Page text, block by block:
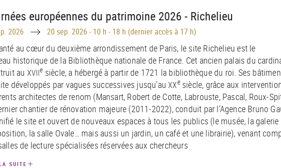
européennes du patrimoine 2026 - Richelieu
2026 Until 20 sep. 2026 - 10 h - 18 h (dernier accès à 17 h)
au cœur du deuxième arrondissement de Paris, le site Richelieu est le
historique de la Bibliothèque nationale de France. Cet ancien palais du
au XVIIe siècle, a hébergé à partir de 1721 la bibliothèque du roi. Ses
développés par vagues successives jusqu’auXXesiècle, grâce aux
architectes de renom (Mansart, Robert de Cotte, Labrouste, Pascal, Roux-
chantier de rénovation majeure (2011-2022), conduit par l’Agence Bruno
le site et ouvert de nouveaux espaces à tous les publics (le musée, la galerie
la salle Ovale… mais aussi un jardin, un café et une librairie), venant
de lecture spécialisées réservées aux chercheurs
SUITE